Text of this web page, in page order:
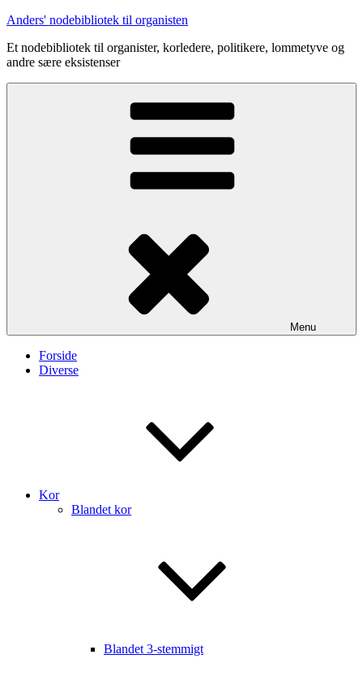
Videre
indhold
Anders' nodebibliotek til organisten
Et nodebibliotek til organister, korledere, politikere, lommetyve og
andre sære eksistenser
Menu
Forside
Diverse
Kor
Blandet kor
Blandet 3-stemmigt